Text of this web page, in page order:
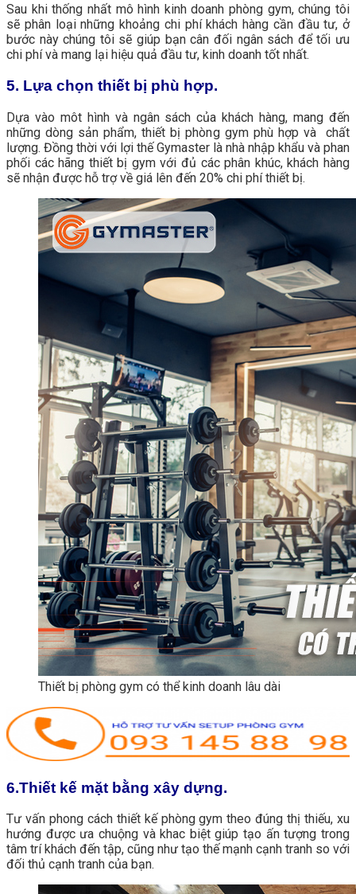
Sau khi thống nhất mô hình kinh doanh phòng gym, chúng tôi
sẽ phân loại những khoảng chi phí khách hàng cần đầu tư, ở
bước này chúng tôi sẽ giúp bạn cân đối ngân sách để tối ưu
chi phí và mang lại hiệu quả đầu tư, kinh doanh tốt nhất.
5. Lựa chọn thiết bị phù hợp.
Dựa vào môt hình và ngân sách của khách hàng, mang đến
những dòng sản phẩm, thiết bị phòng gym phù hợp và chất
lượng. Đồng thời với lợi thế Gymaster là nhà nhập khẩu và phan
phối các hãng thiết bị gym với đủ các phân khúc, khách hàng
sẽ nhận được hỗ trợ về giá lên đến 20% chi phí thiết bị.
Thiết bị phòng gym có thể kinh doanh lâu dài
6.Thiết kế mặt bằng xây dựng.
Tư vấn phong cách thiết kế phòng gym theo đúng thị thiếu, xu
hướng được ưa chuộng và khac biệt giúp tạo ấn tượng trong
tâm trí khách đến tập, cũng như tạo thế mạnh cạnh tranh so với
đối thủ cạnh tranh của bạn.